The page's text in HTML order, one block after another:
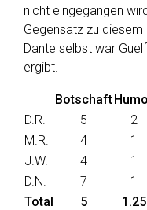
nicht eingegangen
Gegensatz zu
Dante selbst war
ergibt.
Botschaft
D.R.
5 2
M.R.
4 1
J.W.
4 1
D.N.
7 1
Total
5 1.25